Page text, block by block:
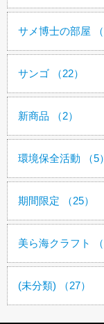
サメ博士の部屋 （
サンゴ （22）
新商品 （2）
環境保全活動 （5）
期間限定 （25）
美ら海クラフト （
(未分類) （27）